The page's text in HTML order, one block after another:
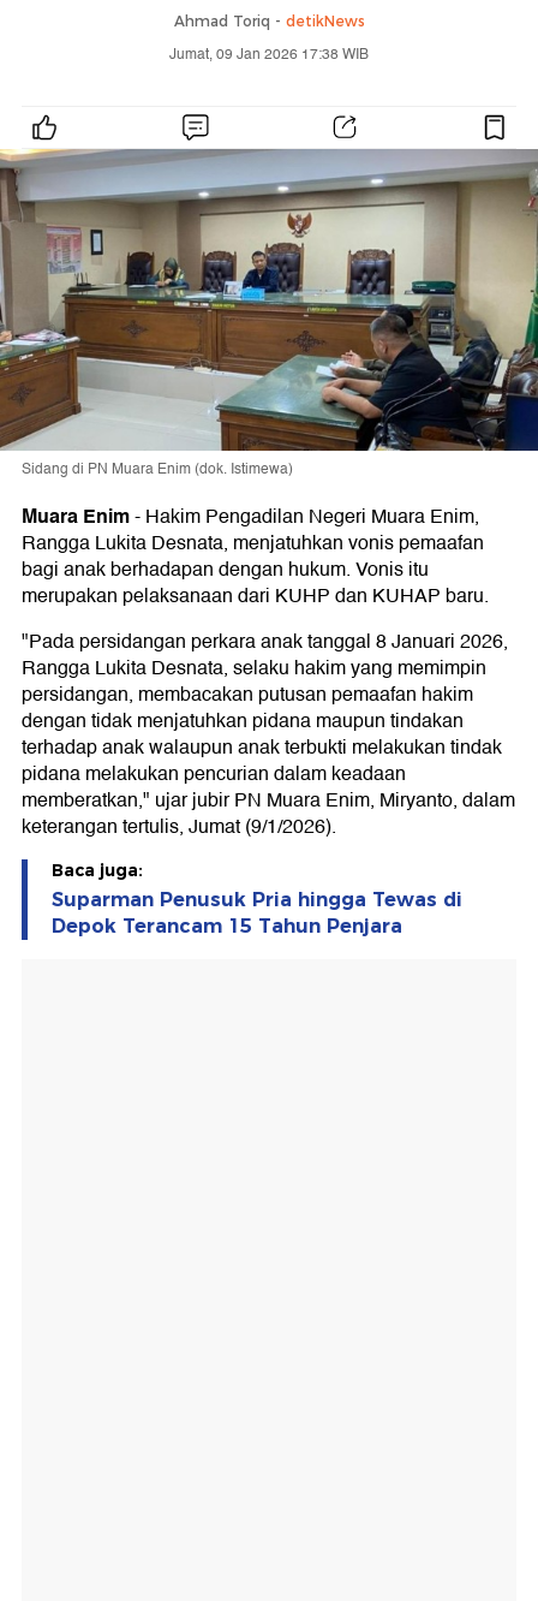
Ahmad Toriq - detikNews
Jumat, 09 Jan 2026 17:38 WIB
Sidang di PN Muara Enim (dok. Istimewa)
Muara Enim-Hakim Pengadilan Negeri Muara Enim,
Rangga Lukita Desnata, menjatuhkan vonis pemaafan
bagi anak berhadapan dengan hukum. Vonis itu
merupakan pelaksanaan dari KUHP dan KUHAP baru.
"Pada persidangan perkara anak tanggal 8 Januari 2026,
Rangga Lukita Desnata, selaku hakim yang memimpin
persidangan, membacakan putusan pemaafan hakim
dengan tidak menjatuhkan pidana maupun tindakan
terhadap anak walaupun anak terbukti melakukan tindak
pidana melakukan pencurian dalam keadaan
memberatkan," ujar jubir PN Muara Enim, Miryanto, dalam
keterangan tertulis, Jumat (9/1/2026).
Baca juga:
Suparman Penusuk Pria hingga Tewas di
Depok Terancam 15 Tahun Penjara